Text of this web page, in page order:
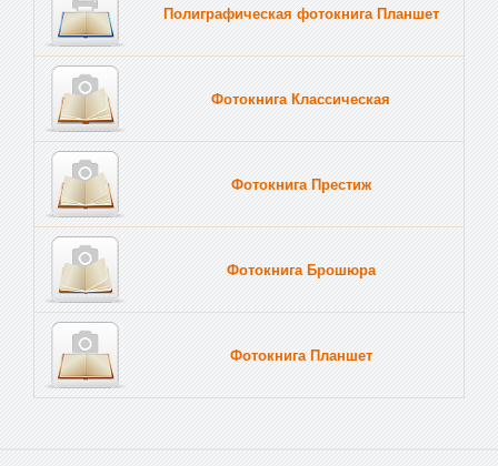
Полиграфическая фотокнига Планшет
Фотокнига Классическая
Фотокнига Престиж
Фотокнига Брошюра
Фотокнига Планшет